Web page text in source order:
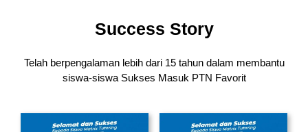
Success Story
Telah berpengalaman lebih dari 15 tahun dalam membantu
siswa-siswa Sukses Masuk PTN Favorit